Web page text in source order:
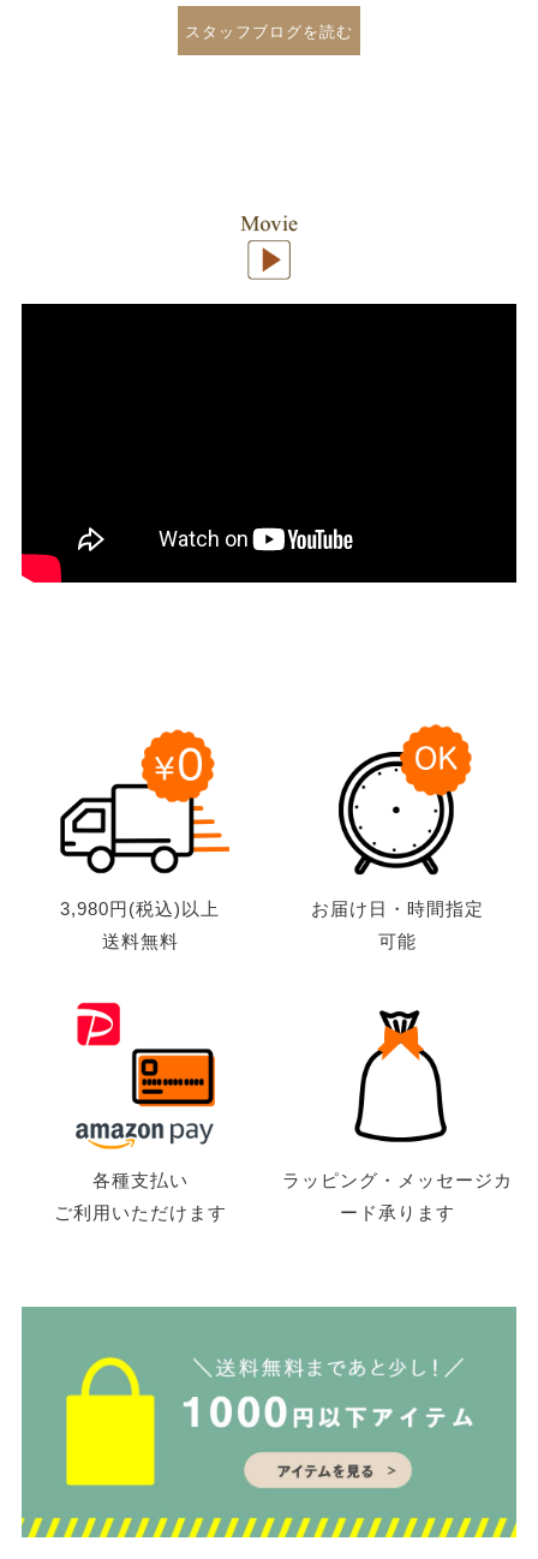
スタッフブログを読む
3,980円(税込)以上
送料無料
お届け日・時間指定
可能
各種支払い
ご利用いただけます
ラッピング・メッセージカ
ード承ります